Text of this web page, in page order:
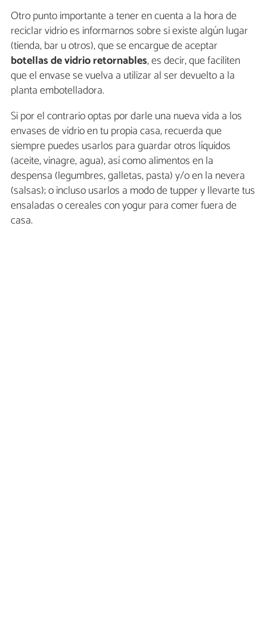
Otro punto importante a tener en cuenta a la hora de
reciclar vidrio es informarnos sobre si existe algún lugar
(tienda, bar u otros), que se encargue de aceptar
botellas de vidrio retornables, es decir, que faciliten
que el envase se vuelva a utilizar al ser devuelto a la
planta embotelladora.
Si por el contrario optas por darle una nueva vida a los
envases de vidrio en tu propia casa, recuerda que
siempre puedes usarlos para guardar otros líquidos
(aceite, vinagre, agua), así como alimentos en la
despensa (legumbres, galletas, pasta) y/o en la nevera
(salsas); o incluso usarlos a modo de tupper y llevarte tus
ensaladas o cereales con yogur para comer fuera de
casa.